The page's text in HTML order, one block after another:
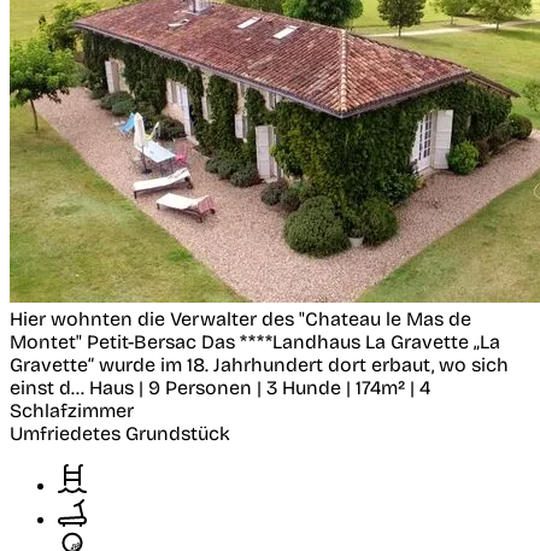
Hier wohnten die Verwalter des "Chateau le Mas de
Montet" Petit-Bersac Das ****Landhaus La Gravette „La
Gravette“ wurde im 18. Jahrhundert dort erbaut, wo sich
einst d... Haus | 9 Personen | 3 Hunde | 174m² | 4
Schlafzimmer
Umfriedetes Grundstück